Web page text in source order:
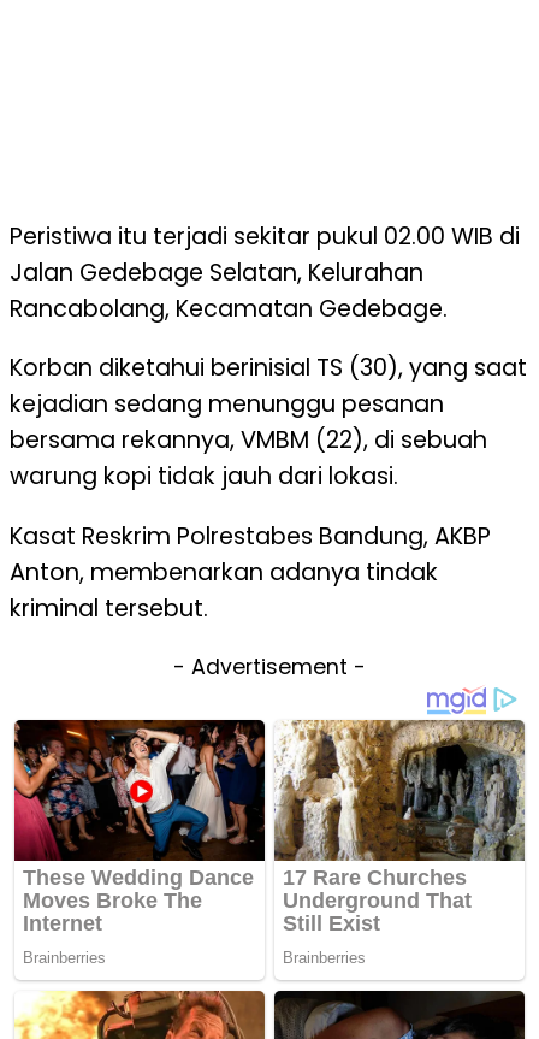
Peristiwa itu terjadi sekitar pukul 02.00 WIB di
Jalan Gedebage Selatan, Kelurahan
Rancabolang, Kecamatan Gedebage.
Korban diketahui berinisial TS (30), yang saat
kejadian sedang menunggu pesanan
bersama rekannya, VMBM (22), di sebuah
warung kopi tidak jauh dari lokasi.
Kasat Reskrim Polrestabes Bandung, AKBP
Anton, membenarkan adanya tindak
kriminal tersebut.
- Advertisement -